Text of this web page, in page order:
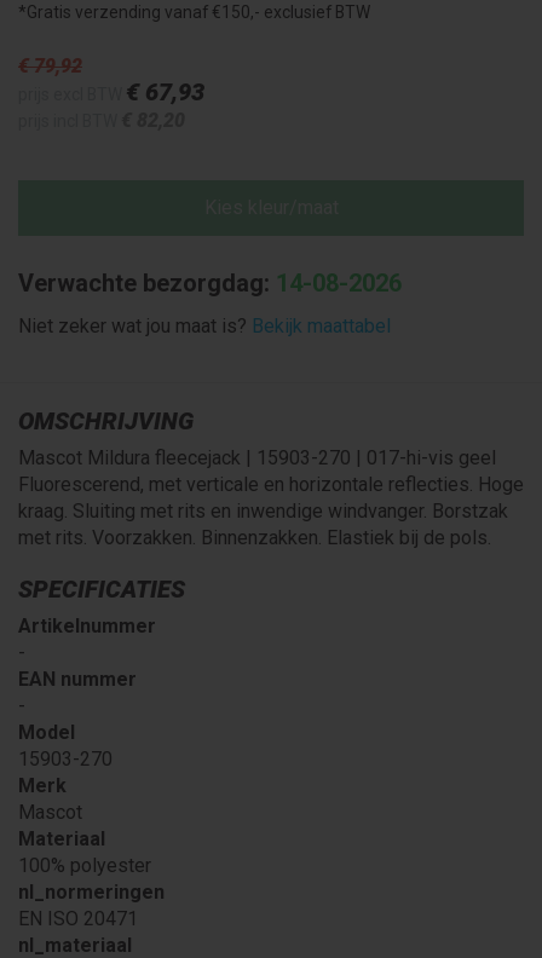
*Gratis verzending vanaf €150,- exclusief BTW
€ 79,92
€ 67,93
Verwachte bezorgdag: 14-08-2026
Niet zeker wat jou maat is? Bekijk maattabel
OMSCHRIJVING
Mascot Mildura fleecejack | 15903-270 | 017-hi-vis geel
Fluorescerend, met verticale en horizontale reflecties. Hoge
kraag. Sluiting met rits en inwendige windvanger. Borstzak
met rits. Voorzakken. Binnenzakken. Elastiek bij de pols.
SPECIFICATIES
Artikelnummer
-
EAN nummer
-
Model
15903-270
Merk
Mascot
Materiaal
100% polyester
nl_normeringen
EN ISO 20471
nl_materiaal